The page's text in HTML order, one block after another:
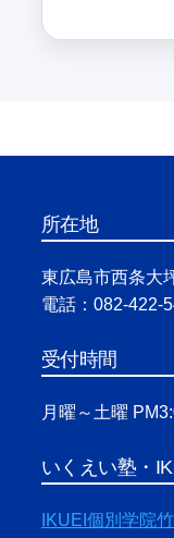
所在地
東広島市西条大
電話：082-422-
受付時間
月曜～土曜
いくえい塾・
IKUEI個別学院